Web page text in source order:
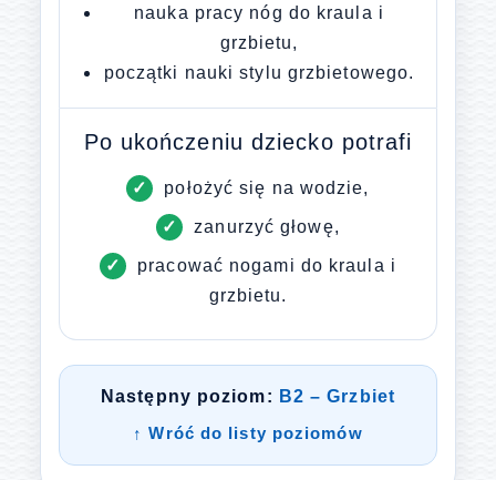
nauka pracy nóg do kraula i
grzbietu,
początki nauki stylu grzbietowego.
Po ukończeniu dziecko potrafi
położyć się na wodzie,
zanurzyć głowę,
pracować nogami do kraula i
grzbietu.
Następny poziom: B2 – Grzbiet
↑ Wróć do listy poziomów